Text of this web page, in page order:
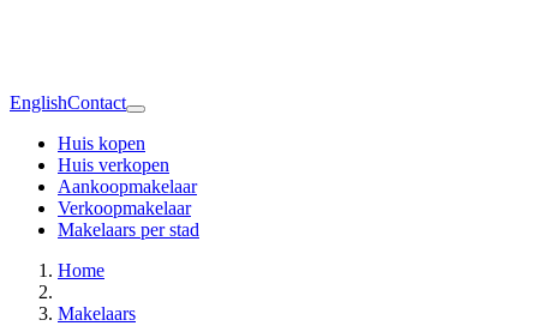
EnglishContact
Huis kopen
Huis verkopen
Aankoopmakelaar
Verkoopmakelaar
Makelaars per stad
Home
Makelaars